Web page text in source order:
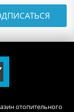
отопительного